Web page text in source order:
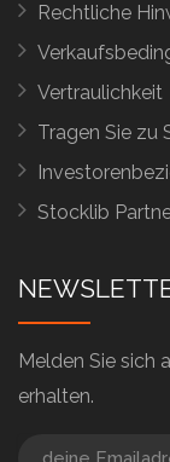
Rechtliche
Vertraulichkeit
Tragen Sie zu
Stocklib
Melden Sie sich
erhalten.